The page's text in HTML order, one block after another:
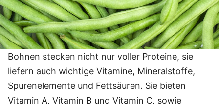
Bohnen stecken nicht nur voller Proteine, sie
liefern auch wichtige Vitamine, Mineralstoffe,
Spurenelemente und Fettsäuren. Sie bieten
Vitamin A, Vitamin B und Vitamin C, sowie